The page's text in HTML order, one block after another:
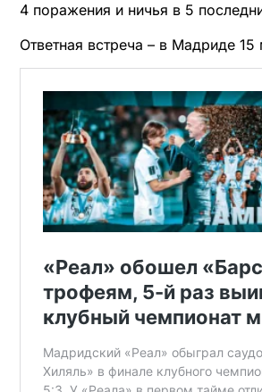
4 поражения и ничья в 5
Ответная встреча – в Мадриде 15